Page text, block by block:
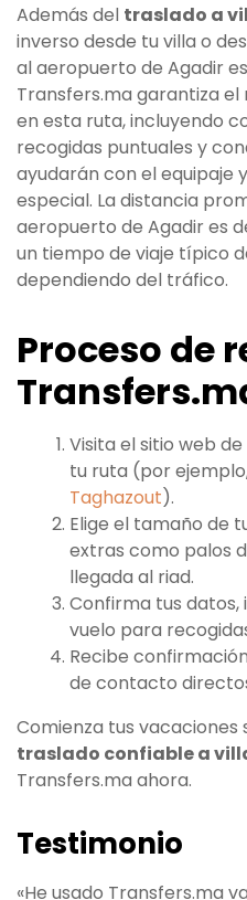
Además del traslado a
inverso desde tu villa o
al aeropuerto de Agadir
Transfers.ma garantiza
en esta ruta, incluyendo
recogidas puntuales y
ayudarán con el equipaje
especial. La distancia
aeropuerto de Agadir es
un tiempo de viaje típico
dependiendo del tráfico.
Proceso de
Visita el sitio web
tu ruta (por
Taghazout).
Elige el tamaño de
extras como palos
llegada al riad.
Confirma tus datos,
vuelo para
Recibe
de contacto
Comienza tus vacaciones
traslado confiable a
Transfers.ma ahora.
Testimonio
«He usado Transfers.ma